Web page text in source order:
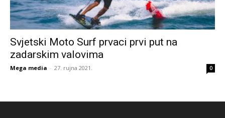
Svjetski Moto Surf prvaci prvi put na
zadarskim valovima
Mega media - 27. rujna 2021. 0